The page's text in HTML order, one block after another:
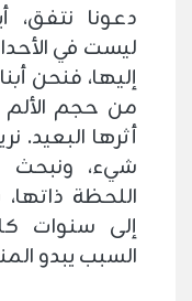
دعونا نتفق،
ليست في
إليها، فنحن
من حجم الألم
أثرها البعيد.
شيء،
اللحظة
إلى سنوات
السبب يبدو